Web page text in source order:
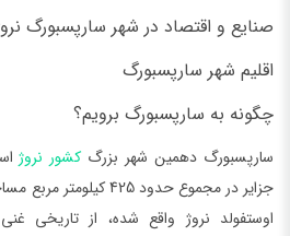
صنایع و اقتصاد در شهر سارپسبورگ
اقلیم شهر سارپسبورگ
چگونه به سارپسبورگ برویم؟
سارپسبورگ دهمین شهر بزرگ کشور نروژ
جزایر در مجموع حدود
اوستفولد نروژ واقع شده، از تاریخی